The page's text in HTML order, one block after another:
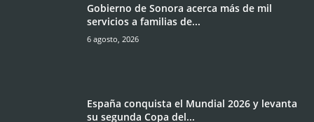
Gobierno de Sonora acerca más de mil
servicios a familias de...
6 agosto, 2026
España conquista el Mundial 2026 y levanta
su segunda Copa del...